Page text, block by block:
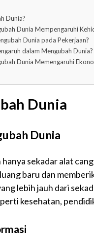
Dunia?
Dunia Mempengaruhi
Dunia pada Pekerjaan?
dalam Mengubah Dunia?
Dunia Memengaruhi
Dunia
Dunia
sekadar alat
baru dan
lebih jauh dari
kesehatan,